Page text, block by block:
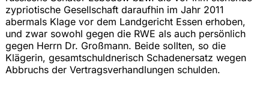
zypriotische Gesellschaft daraufhin im Jahr 2011
abermals Klage vor dem Landgericht Essen erhoben,
und zwar sowohl gegen die RWE als auch persönlich
gegen Herrn Dr. Großmann. Beide sollten, so die
Klägerin, gesamtschuldnerisch Schadenersatz wegen
Abbruchs der Vertragsverhandlungen schulden.